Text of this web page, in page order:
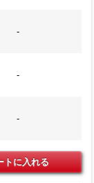
-
-
-